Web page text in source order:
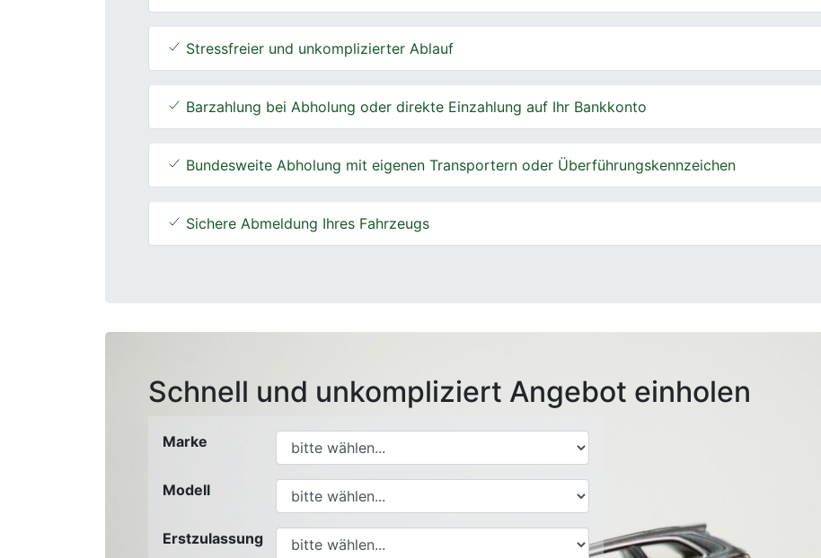
Stressfreier und unkomplizierter Ablauf
Barzahlung bei Abholung oder direkte Einzahlung auf Ihr Bankkonto
Bundesweite Abholung mit eigenen Transportern oder Überführungskennzeichen
Sichere Abmeldung Ihres Fahrzeugs
Schnell und unkompliziert Angebot einholen
Marke
Modell
Erstzulassung